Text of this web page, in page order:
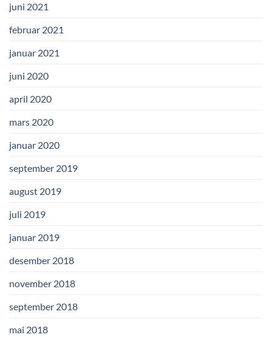
juni 2021
februar 2021
januar 2021
juni 2020
april 2020
mars 2020
januar 2020
september 2019
august 2019
juli 2019
januar 2019
desember 2018
november 2018
september 2018
mai 2018